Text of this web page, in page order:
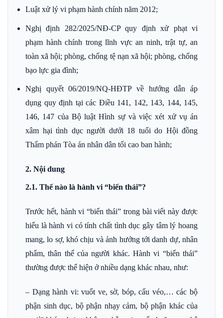
Luật xử lý vi phạm hành chính năm 2012;
Nghị định 282/2025/NĐ-CPquy định xử phạt vi
phạm hành chính trong lĩnh vực an ninh, trật tự, an
toàn xã hội; phòng, chống tệ nạn xã hội; phòng, chống
bạo lực gia đình;
Nghị quyết 06/2019/NQ-HĐTP về hướng dẫn áp
dụng quy định tại các Điều 141, 142, 143, 144, 145,
146, 147 của Bộ luật Hình sự và việc xét xử vụ án
xâm hại tình dục người dưới 18 tuổi do Hội đồng
Thẩm phán Tòa án nhân dân tối cao ban hành;
2. Nội dung
2.1. Thế nào là hành vi “biến thái”?
Trước hết, hành vi “biến thái” trong bài viết này được
hiểu là hành vi có tính chất tình dục gây tâm lý hoang
mang, lo sợ, khó chịu và ảnh hưởng tới danh dự, nhân
phẩm, thân thể của người khác. Hành vi “biến thái”
thường được thể hiện ở nhiều dạng khác nhau, như:
– Dạng hành vi: vuốt ve, sờ, bóp, cấu véo,… các bộ
phận sinh dục, bộ phận nhạy cảm, bộ phận khác của